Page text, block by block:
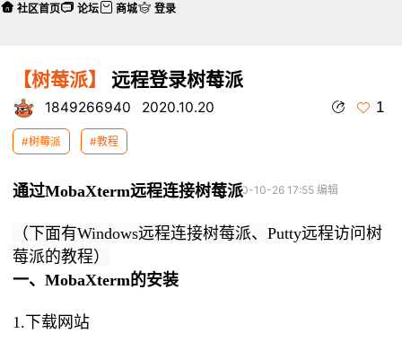
【树莓派】 远程登录树莓派
1849266940 2020.10.20 1
#树莓派 #教程
本帖最后由 DFSH_Cranberry 于 2020-10-26 17:55 编辑
通过MobaXterm远程连接树莓派
（下面有Windows远程连接树莓派、Putty远程访问树
莓派的教程）
一、MobaXterm的安装
1.下载网站
社区首页 论坛 商城 登录